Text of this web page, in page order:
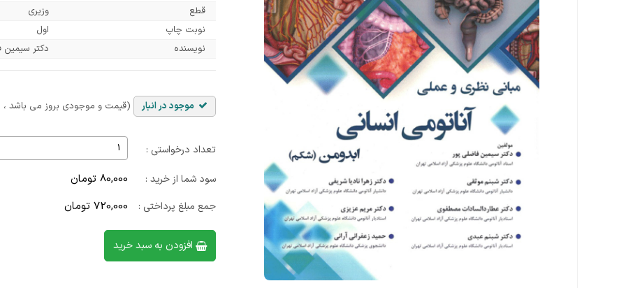
قطع
وزیری
نوبت چاپ
اول
نویسنده
دکتر سیمین
موجود در انبار (قیمت و موجودی بروز می باشد ،
تعداد درخواستی :
سود شما از خرید :
80,000 تومان
جمع مبلغ پرداختی : 720,000 تومان
افزودن به سبد خرید